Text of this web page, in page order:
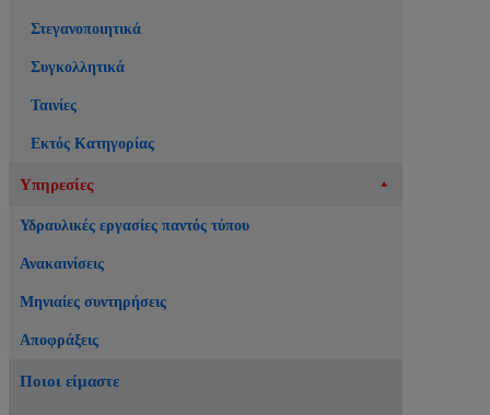
Στεγανοποιητικά
Συγκολλητικά
Ταινίες
Εκτός Κατηγορίας
Υπηρεσίες
Υδραυλικές εργασίες παντός τύπου
Ανακαινίσεις
Μηνιαίες συντηρήσεις
Αποφράξεις
Ποιοι είμαστε